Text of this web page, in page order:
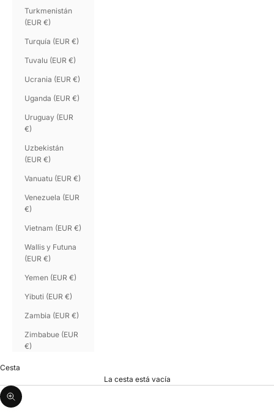
Turkmenistán
(EUR €)
Turquía (EUR €)
Tuvalu (EUR €)
Ucrania (EUR €)
Uganda (EUR €)
Uruguay (EUR
€)
Uzbekistán
(EUR €)
Vanuatu (EUR €)
Venezuela (EUR
€)
Vietnam (EUR €)
Wallis y Futuna
(EUR €)
Yemen (EUR €)
Yibuti (EUR €)
Zambia (EUR €)
Zimbabue (EUR
€)
Cesta
La cesta está vacía
Zoom